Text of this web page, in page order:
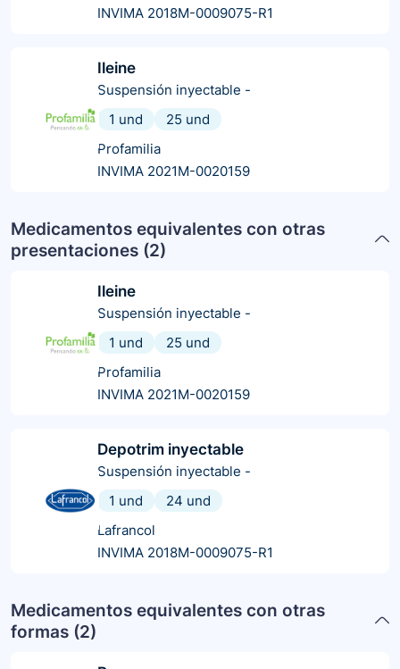
INVIMA 2018M-0009075-R1
Ileine
Suspensión inyectable -
1 und
25 und
Profamilia
INVIMA 2021M-0020159
Medicamentos equivalentes con otras
presentaciones (2)
Ileine
Suspensión inyectable -
1 und
25 und
Profamilia
INVIMA 2021M-0020159
Depotrim inyectable
Suspensión inyectable -
1 und
24 und
Lafrancol
INVIMA 2018M-0009075-R1
Medicamentos equivalentes con otras
formas (2)